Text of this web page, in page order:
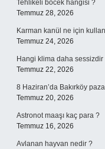
Tehlikeli böcek hangisi ?
Temmuz 28, 2026
Karman kanül ne için
Temmuz 24, 2026
Hangi klima daha sessizdir
Temmuz 22, 2026
8 Haziran’da Bakırköy
Temmuz 20, 2026
Astronot maaşı kaç para ?
Temmuz 16, 2026
Avlanan hayvan nedir ?